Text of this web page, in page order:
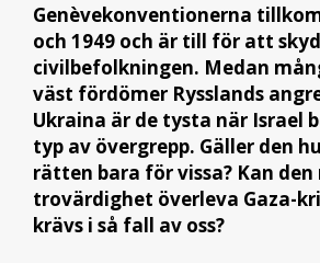
Genèvekonventionerna
och 1949 och är till för att
civilbefolkningen. Medan
väst fördömer Rysslands
Ukraina är de tysta när Israel
typ av övergrepp. Gäller den
rätten bara för vissa? Kan den
trovärdighet överleva Gaza-
krävs i så fall av oss?